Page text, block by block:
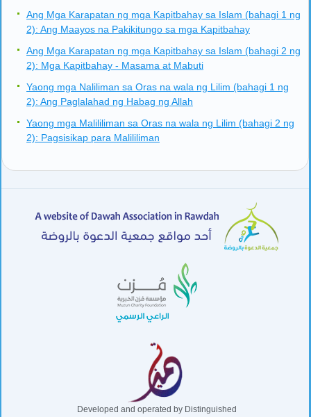
Ang Mga Karapatan ng mga Kapitbahay sa Islam (bahagi 1 ng
2): Ang Maayos na Pakikitungo sa mga Kapitbahay
Ang Mga Karapatan ng mga Kapitbahay sa Islam (bahagi 2 ng
2): Mga Kapitbahay - Masama at Mabuti
Yaong mga Naliliman sa Oras na wala ng Lilim (bahagi 1 ng
2): Ang Paglalahad ng Habag ng Allah
Yaong mga Malililiman sa Oras na wala ng Lilim (bahagi 2 ng
2): Pagsisikap para Malililiman
Developed and operated by Distinguished